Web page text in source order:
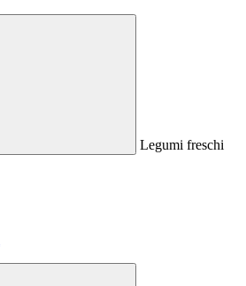
Legumi freschi